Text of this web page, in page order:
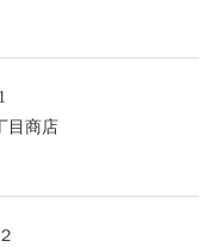
目商店